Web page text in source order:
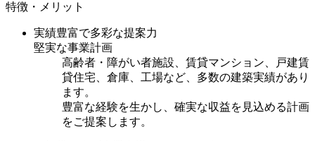
特徴・メリット
実績豊富で多彩な提案力
堅実な事業計画
高齢者・障がい者施設、賃貸マンション、戸建賃
貸住宅、倉庫、工場など、多数の建築実績があり
ます。
豊富な経験を生かし、確実な収益を見込める計画
をご提案します。